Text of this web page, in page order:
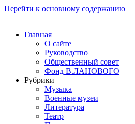
Перейти к основному содержанию
Главная
О сайте
Руководство
Общественный совет
Фонд В.ЛАНОВОГО
Рубрики
Музыка
Военные музеи
Литература
Театр